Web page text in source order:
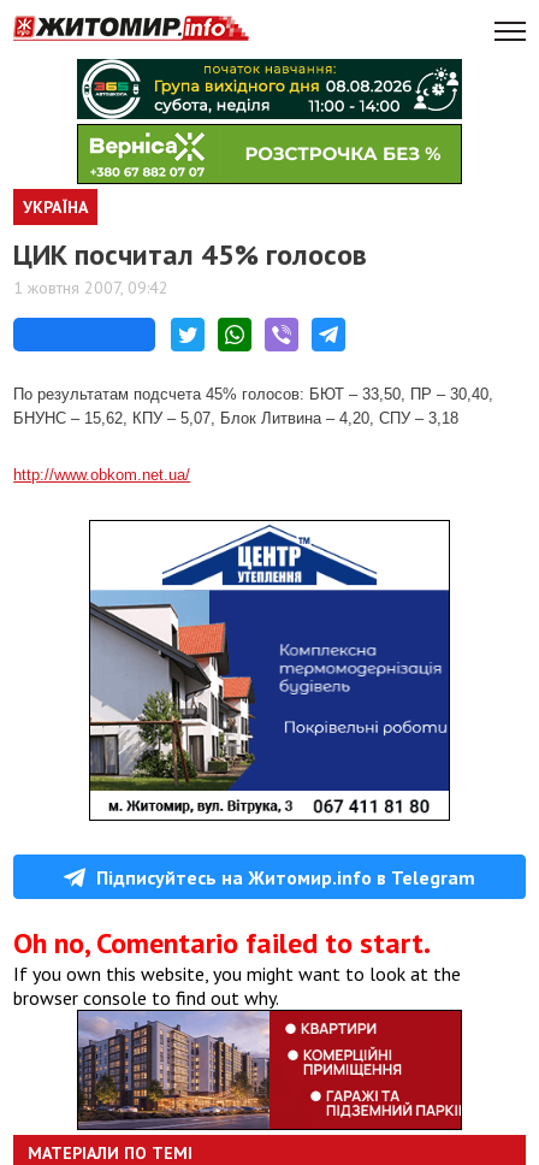
УКРАЇНА
ЦИК посчитал 45% голосов
1 жовтня 2007, 09:42
По результатам подсчета 45% голосов: БЮТ – 33,50, ПР – 30,40,
БНУНС – 15,62, КПУ – 5,07, Блок Литвина – 4,20, СПУ – 3,18
http://www.obkom.net.ua/
Підписуйтесь на Житомир.info в Telegram
Oh no, Comentario failed to start.
If you own this website, you might want to look at the
browser console to find out why.
МАТЕРІАЛИ ПО ТЕМІ